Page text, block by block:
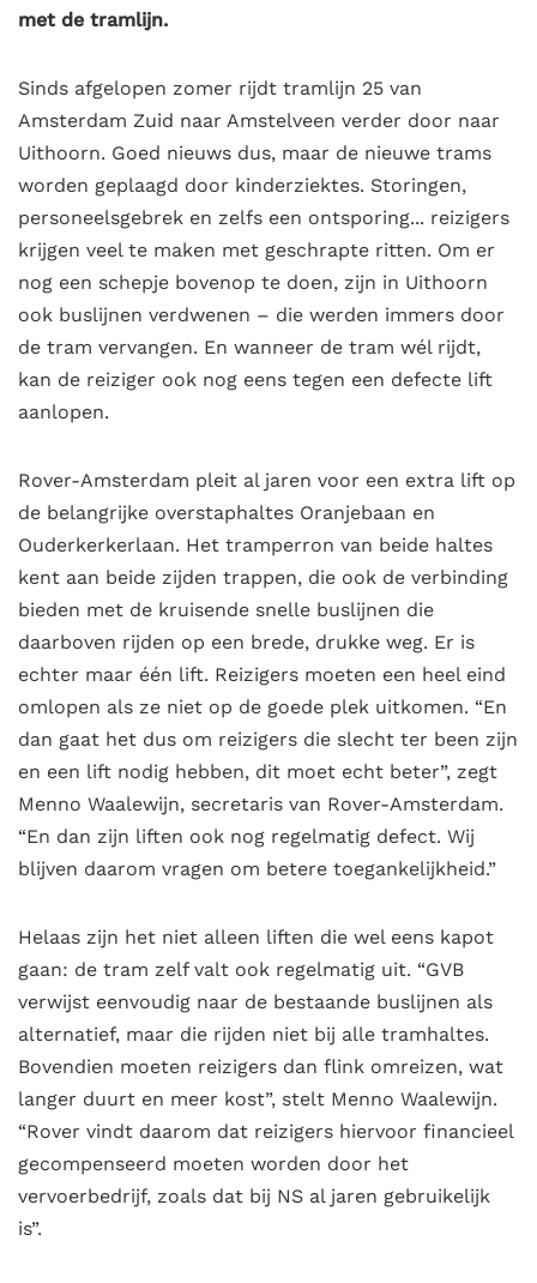
met de tramlijn.
Sinds afgelopen zomer rijdt tramlijn 25 van
Amsterdam Zuid naar Amstelveen verder door naar
Uithoorn. Goed nieuws dus, maar de nieuwe trams
worden geplaagd door kinderziektes. Storingen,
personeelsgebrek en zelfs een ontsporing... reizigers
krijgen veel te maken met geschrapte ritten. Om er
nog een schepje bovenop te doen, zijn in Uithoorn
ook buslijnen verdwenen – die werden immers door
de tram vervangen. En wanneer de tram wél rijdt,
kan de reiziger ook nog eens tegen een defecte lift
aanlopen.
Rover-Amsterdam pleit al jaren voor een extra lift op
de belangrijke overstaphaltes Oranjebaan en
Ouderkerkerlaan. Het tramperron van beide haltes
kent aan beide zijden trappen, die ook de verbinding
bieden met de kruisende snelle buslijnen die
daarboven rijden op een brede, drukke weg. Er is
echter maar één lift. Reizigers moeten een heel eind
omlopen als ze niet op de goede plek uitkomen. “En
dan gaat het dus om reizigers die slecht ter been zijn
en een lift nodig hebben, dit moet echt beter”, zegt
Menno Waalewijn, secretaris van Rover-Amsterdam.
“En dan zijn liften ook nog regelmatig defect. Wij
blijven daarom vragen om betere toegankelijkheid.”
Helaas zijn het niet alleen liften die wel eens kapot
gaan: de tram zelf valt ook regelmatig uit. “GVB
verwijst eenvoudig naar de bestaande buslijnen als
alternatief, maar die rijden niet bij alle tramhaltes.
Bovendien moeten reizigers dan flink omreizen, wat
langer duurt en meer kost”, stelt Menno Waalewijn.
“Rover vindt daarom dat reizigers hiervoor financieel
gecompenseerd moeten worden door het
vervoerbedrijf, zoals dat bij NS al jaren gebruikelijk
is”.